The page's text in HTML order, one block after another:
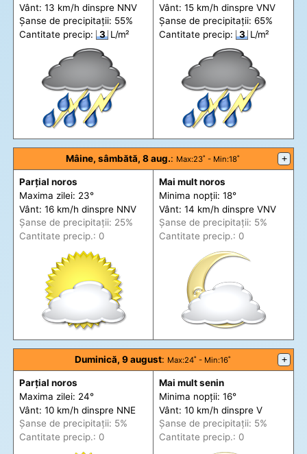
Vânt: 13 km/h dinspre NNV
Șanse de precipitații: 55%
Cantitate precip:
3 L/m²
Vânt: 15 km/h dinspre VNV
Șanse de precipitații: 65%
Cantitate precip:
3 L/m²
Mâine, sâmbătă, 8 aug.: Max:23˚ - Min:18˚ +
Parțial noros
Maxima zilei: 23°
Vânt: 16 km/h dinspre NNV
Șanse de precipitații: 25%
Cantitate precip.: 0
Mai mult noros
Minima nopții: 18°
Vânt: 14 km/h dinspre VNV
Șanse de precipitații: 5%
Cantitate precip.: 0
Duminică, 9 august: Max:24˚ - Min:16˚ +
Parțial noros
Maxima zilei: 24°
Vânt: 10 km/h dinspre NNE
Șanse de precipitații: 5%
Cantitate precip.: 0
Mai mult senin
Minima nopții: 16°
Vânt: 10 km/h dinspre V
Șanse de precipitații: 5%
Cantitate precip.: 0